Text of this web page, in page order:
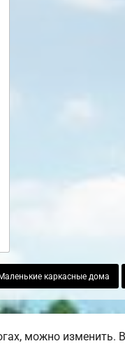
каркасные дома
можно изменить.